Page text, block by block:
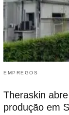
EMPREGOS
Theraskin
produção em